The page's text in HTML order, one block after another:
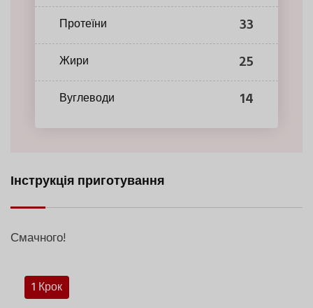
Протеїни 33
Жири 25
Вуглеводи 14
Інструкція приготування
Смачного!
1 Крок